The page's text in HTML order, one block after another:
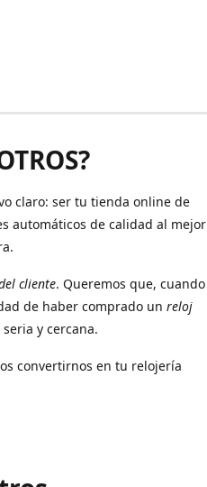
claro: ser tu tienda online de
automáticos de calidad al mejor
cliente. Queremos que, cuando
de haber comprado un reloj
y cercana.
convertirnos en tu relojería